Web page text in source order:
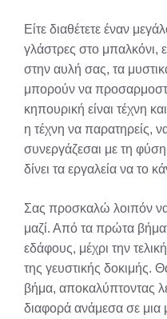
Είτε διαθέτετε έναν
γλάστρες στο μπαλκόνι,
στην αυλή σας, τα
μπορούν να
κηπουρική είναι τέχνη
η τέχνη να παρατηρείς,
συνεργάζεσαι με τη
δίνει τα εργαλεία να το
Σας προσκαλώ λοιπόν να
μαζί. Από τα πρώτα
εδάφους, μέχρι την
της γευστικής
βήμα, αποκαλύπτοντας
διαφορά ανάμεσα σε μια